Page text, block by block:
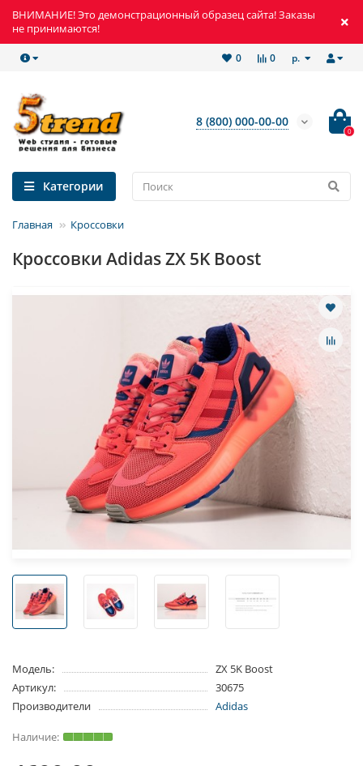
ВНИМАНИЕ! Это демонстрационный образец сайта! Заказы
не принимаются!
р.
0
0
8 (800) 000-00-00
0
Категории
Главная Кроссовки
Кроссовки Adidas ZX 5K Boost
Модель:
ZX 5K Boost
Артикул:
30675
Производители
Adidas